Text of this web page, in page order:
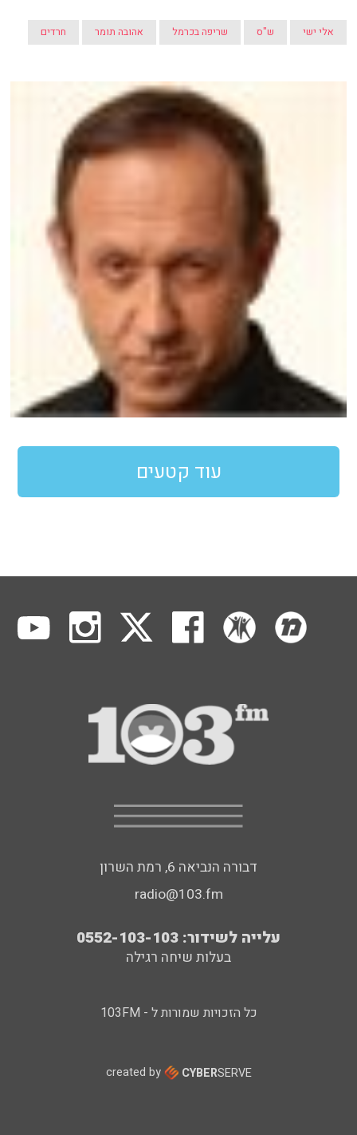
אלי ישי ש"ס שריפה בכרמל אהובה תומר חרדים
עוד קטעים
דבורה הנביאה 6, רמת השרון
radio@103.fm
עלייה לשידור: 0552-103-103
בעלות שיחה רגילה
כל הזכויות שמורות ל - 103FM
created by CYBERSERVE